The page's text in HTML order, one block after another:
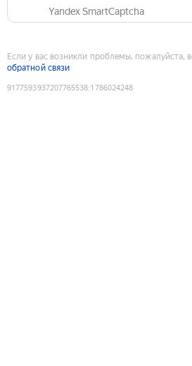
Yandex SmartCaptcha
Если у вас возникли проблемы, пожалуйста,
обратной связи
9177593937207765538:1786024248